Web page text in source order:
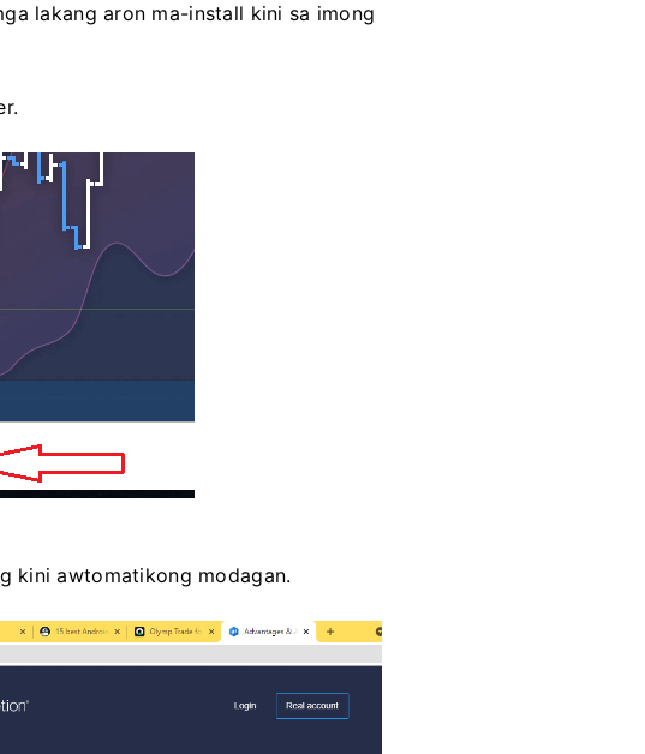
lakang aron ma-install kini sa imong
kini awtomatikong modagan.